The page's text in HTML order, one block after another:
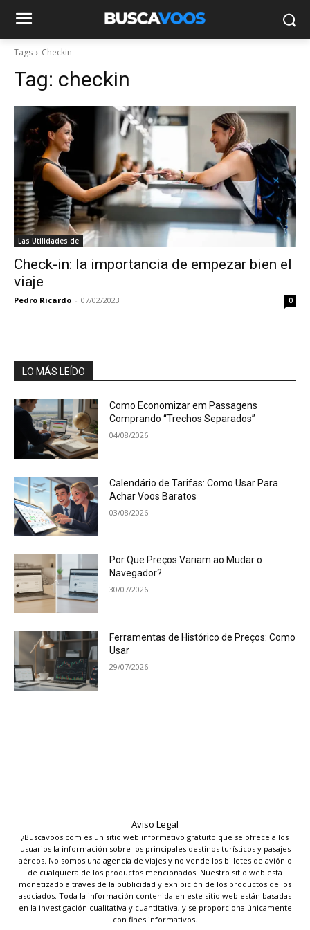
Tags Checkin
Tag: checkin
Las Utilidades de
Check-in: la importancia de empezar bien el
viaje
Pedro Ricardo - 07/02/2023 0
LO MÁS LEÍDO
Como Economizar em Passagens
Comprando “Trechos Separados”
04/08/2026
Calendário de Tarifas: Como Usar Para
Achar Voos Baratos
03/08/2026
Por Que Preços Variam ao Mudar o
Navegador?
30/07/2026
Ferramentas de Histórico de Preços: Como
Usar
29/07/2026
Aviso Legal
¿Buscavoos.com es un sitio web informativo gratuito que se ofrece a los
usuarios la información sobre los principales destinos turísticos y pasajes
aéreos. No somos una agencia de viajes y no vende los billetes de avión o
de cualquiera de los productos mencionados. Nuestro sitio web está
monetizado a través de la publicidad y exhibición de los productos de los
asociados. Toda la información contenida en este sitio web están basadas
en la investigación cualitativa y cuantitativa, y se proporciona únicamente
con fines informativos.